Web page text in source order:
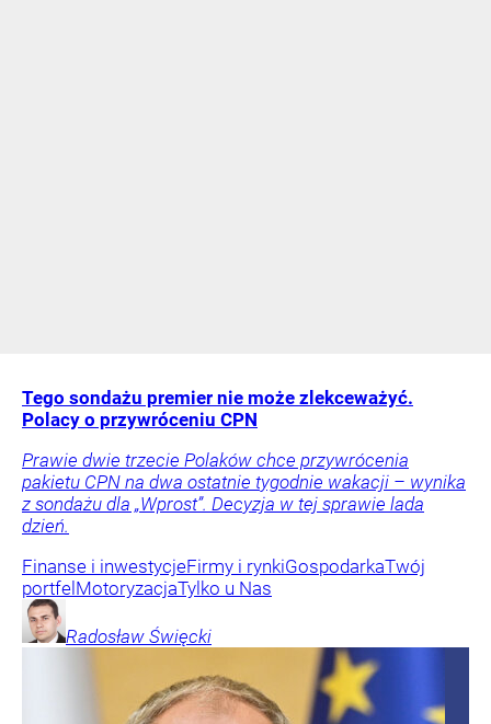
Tego sondażu premier nie może zlekceważyć.
Polacy o przywróceniu CPN
Prawie dwie trzecie Polaków chce przywrócenia
pakietu CPN na dwa ostatnie tygodnie wakacji – wynika
z sondażu dla „Wprost”. Decyzja w tej sprawie lada
dzień.
Finanse i inwestycjeFirmy i rynkiGospodarkaTwój
portfel MotoryzacjaTylko u Nas
Radosław Święcki